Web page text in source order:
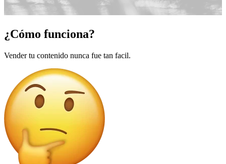
¿Cómo funciona?
Vender tu contenido nunca fue tan facil.